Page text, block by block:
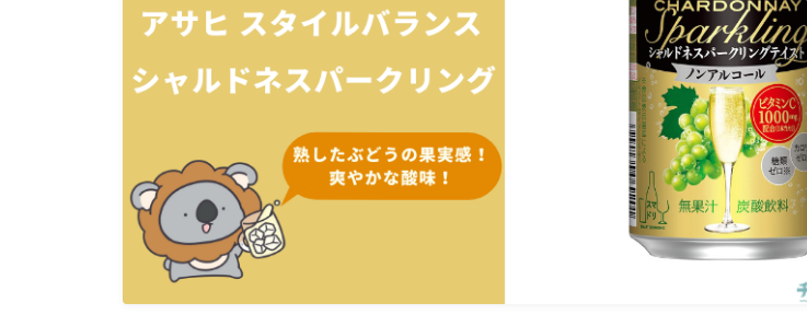
麒麟 発酵サワー
麹レモンサワー
本搾り
スミノフ セルツァー
サントリー
ー196℃ ストロングゼロ
ー196℃ 瞬間凍結
ー196℃ ザ・まるごと